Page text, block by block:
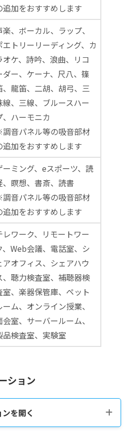
追加をおすすめします
楽、ボーカル、ラップ、
エトリーリーディング、カ
オケ、詩吟、浪曲、リコ
ダー、ケーナ、尺八、篠
、龍笛、二胡、胡弓、三
線、三線、ブルースハー
、ハーモニカ
音パネル等の吸音部材
追加をおすすめします
ーミング、eスポーツ、読
、瞑想、書斎、読書
音パネル等の吸音部材
追加をおすすめします
レワーク、リモートワー
、Web会議、電話室、シ
アオフィス、シェアハウ
、聴力検査室、補聴器検
室、楽器保管庫、ペット
ーム、オンライン授業、
会室、サーバールーム、
品検査室、実験室
ション
を開く